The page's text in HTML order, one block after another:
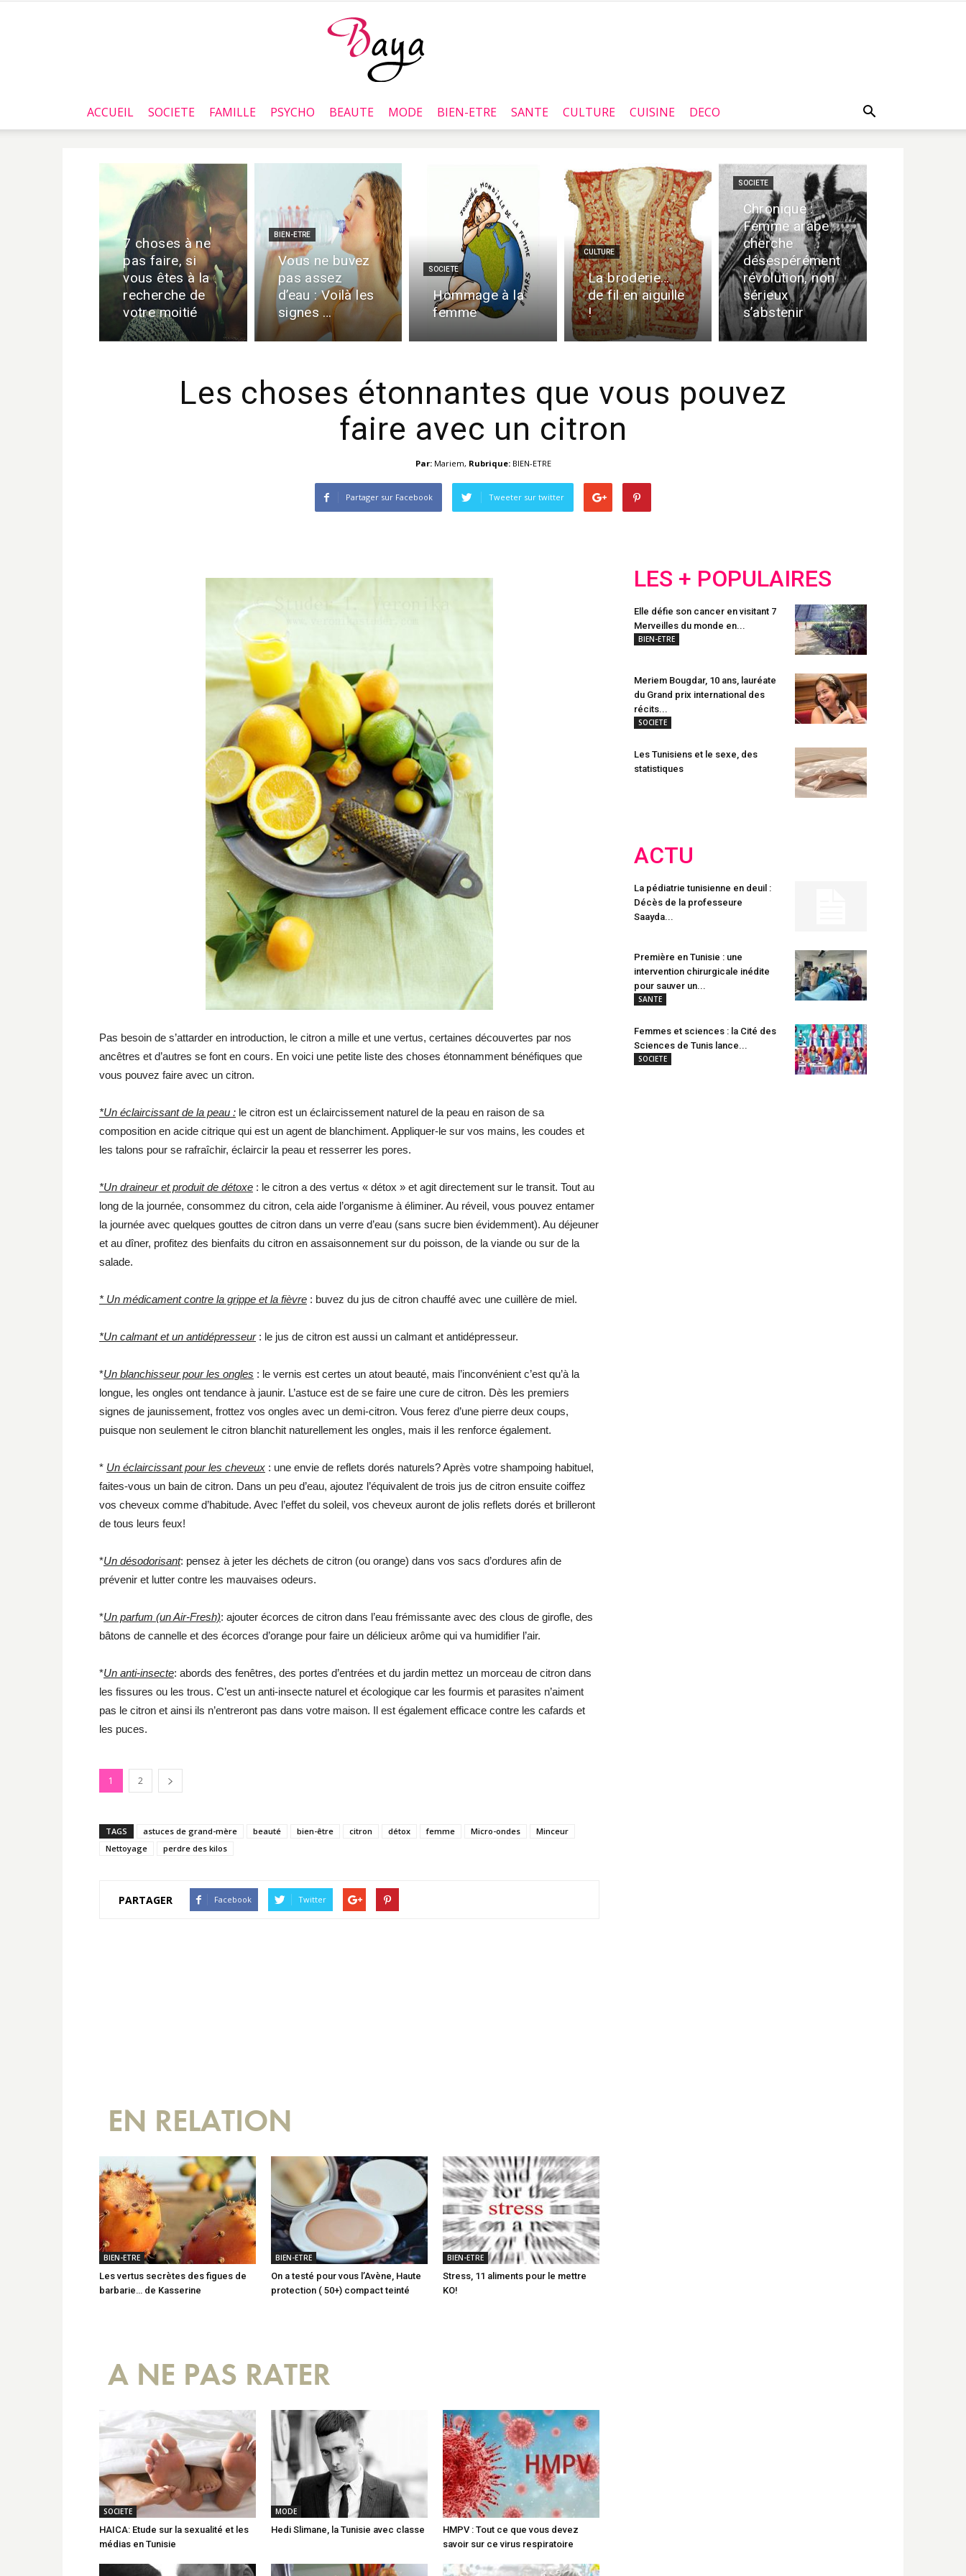
Baya.tn
ACCUEIL SOCIETE FAMILLE PSYCHO BEAUTE MODE BIEN-ETRE SANTE CULTURE CUISINE DECO
7 choses à ne
pas faire, si
vous êtes à la
recherche de
votre moitié
BIEN-ETRE
Vous ne buvez
pas assez
d’eau : Voilà les
signes …
SOCIETE
Hommage à la
femme
CULTURE
La broderie…
de fil en aiguille
!
SOCIETE
Chronique :
Femme arabe
cherche
désespérément
révolution, non
sérieux
s’abstenir
Les choses étonnantes que vous pouvez
faire avec un citron
Par: Mariem, Rubrique: BIEN-ETRE
Partager sur Facebook Tweeter sur twitter
Pas besoin de s’attarder en introduction, le citron a mille et une vertus, certaines découvertes par nos
ancêtres et d’autres se font en cours. En voici une petite liste des choses étonnamment bénéfiques que
vous pouvez faire avec un citron.
*Un éclaircissant de la peau : le citron est un éclaircissement naturel de la peau en raison de sa
composition en acide citrique qui est un agent de blanchiment. Appliquer-le sur vos mains, les coudes et
les talons pour se rafraîchir, éclaircir la peau et resserrer les pores.
*Un draineur et produit de détoxe : le citron a des vertus « détox » et agit directement sur le transit. Tout au
long de la journée, consommez du citron, cela aide l’organisme à éliminer. Au réveil, vous pouvez entamer
la journée avec quelques gouttes de citron dans un verre d’eau (sans sucre bien évidemment). Au déjeuner
et au dîner, profitez des bienfaits du citron en assaisonnement sur du poisson, de la viande ou sur de la
salade.
* Un médicament contre la grippe et la fièvre : buvez du jus de citron chauffé avec une cuillère de miel.
*Un calmant et un antidépresseur: le jus de citron est aussi un calmant et antidépresseur.
*Un blanchisseur pour les ongles : le vernis est certes un atout beauté, mais l’inconvénient c’est qu’à la
longue, les ongles ont tendance à jaunir. L’astuce est de se faire une cure de citron. Dès les premiers
signes de jaunissement, frottez vos ongles avec un demi-citron. Vous ferez d’une pierre deux coups,
puisque non seulement le citron blanchit naturellement les ongles, mais il les renforce également.
* Un éclaircissant pour les cheveux : une envie de reflets dorés naturels? Après votre shampoing habituel,
faites-vous un bain de citron. Dans un peu d’eau, ajoutez l’équivalent de trois jus de citron ensuite coiffez
vos cheveux comme d’habitude. Avec l’effet du soleil, vos cheveux auront de jolis reflets dorés et brilleront
de tous leurs feux!
*Un désodorisant: pensez à jeter les déchets de citron (ou orange) dans vos sacs d’ordures afin de
prévenir et lutter contre les mauvaises odeurs.
*Un parfum (un Air-Fresh): ajouter écorces de citron dans l’eau frémissante avec des clous de girofle, des
bâtons de cannelle et des écorces d’orange pour faire un délicieux arôme qui va humidifier l’air.
*Un anti-insecte: abords des fenêtres, des portes d’entrées et du jardin mettez un morceau de citron dans
les fissures ou les trous. C’est un anti-insecte naturel et écologique car les fourmis et parasites n’aiment
pas le citron et ainsi ils n’entreront pas dans votre maison. Il est également efficace contre les cafards et
les puces.
1 2
TAGS astuces de grand-mère beauté bien-être citron détox femme Micro-ondes
Minceur
Nettoyage
perdre des kilos
PARTAGER Facebook Twitter
EN RELATION
BIEN-ETRE
Les vertus secrètes des figues de
barbarie… de Kasserine
BIEN-ETRE
On a testé pour vous l’Avène, Haute
protection ( 50+) compact teinté
BIEN-ETRE
Stress, 11 aliments pour le mettre
KO!
A NE PAS RATER
SOCIETE
HAICA: Etude sur la sexualité et les
médias en Tunisie
MODE
Hedi Slimane, la Tunisie avec classe
HMPV : Tout ce que vous devez
savoir sur ce virus respiratoire
LES + POPULAIRES
Elle défie son cancer en visitant 7
Merveilles du monde en...
BIEN-ETRE
Meriem Bougdar, 10 ans, lauréate
du Grand prix international des
récits...
SOCIETE
Les Tunisiens et le sexe, des
statistiques
ACTU
La pédiatrie tunisienne en deuil :
Décès de la professeure
Saayda...
Première en Tunisie : une
intervention chirurgicale inédite
pour sauver un...
SANTE
Femmes et sciences : la Cité des
Sciences de Tunis lance...
SOCIETE